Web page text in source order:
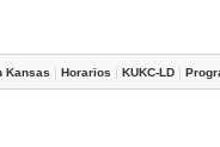
Kansas | Horarios | KUKC-LD |